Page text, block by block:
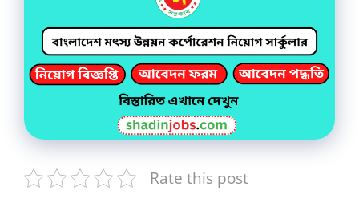
Rate this post